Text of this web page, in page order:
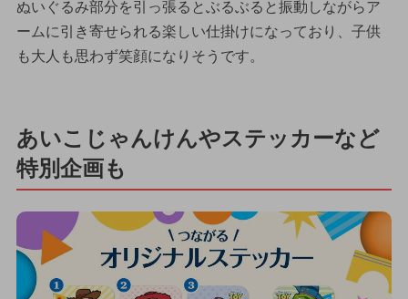
ぬいぐるみ部分を引っ張るとぶるぶると振動しながらア
ームに引き寄せられる楽しい仕掛けになっており、子供
も大人も思わず笑顔になりそうです。
あいこじゃんけんやステッカーなど
特別企画も